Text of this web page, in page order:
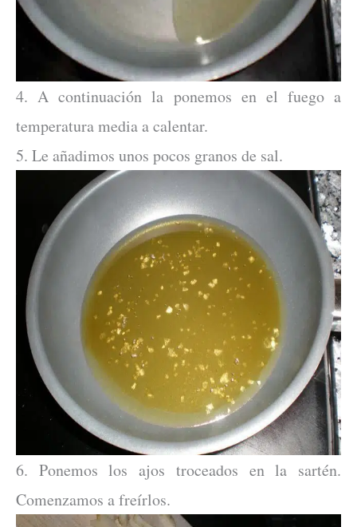
4. A continuación la ponemos en el fuego a
temperatura media a calentar.
5. Le añadimos unos pocos granos de sal.
6. Ponemos los ajos troceados en la sartén.
Comenzamos a freírlos.